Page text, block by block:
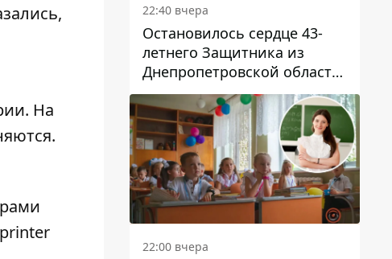
На
22:40 вчера
Остановилось сердце 43-
летнего Защитника из
Днепропетровской области
Евгения Зинченко
22:00 вчера